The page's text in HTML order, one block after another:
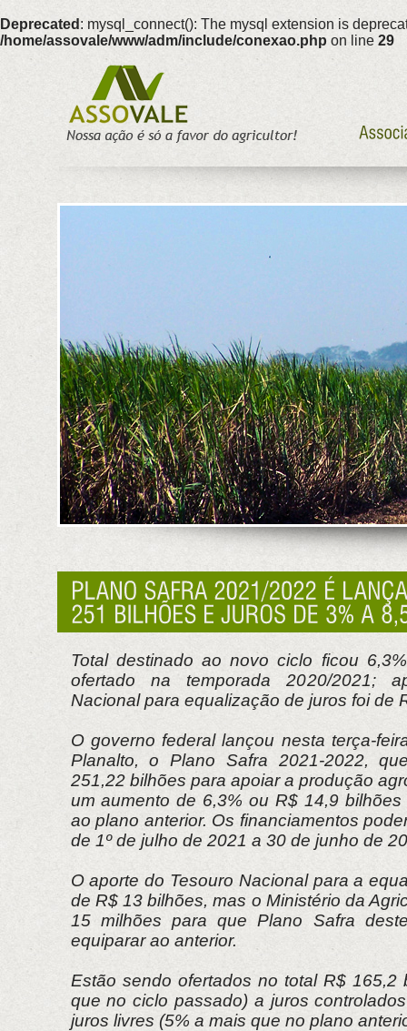
Deprecated : mysql_connect(): The mysql extension is
/home/assovale/www/adm/include/conexao.php on line 29
Total destinado ao novo ciclo ficou
ofertado na temporada 2020/2021;
Nacional para equalização de juros foi de
O governo federal lançou nesta terça-
Planalto, o Plano Safra 2021-2022,
251,22 bilhões para apoiar a produção
um aumento de 6,3% ou R$ 14,9
ao plano anterior. Os financiamentos
de 1º de julho de 2021 a 30 de junho de
O aporte do Tesouro Nacional para a
de R$ 13 bilhões, mas o Ministério da
15 milhões para que Plano Safra
equiparar ao anterior.
Estão sendo ofertados no total R$ 165,2
que no ciclo passado) a juros
juros livres (5% a mais que no plano